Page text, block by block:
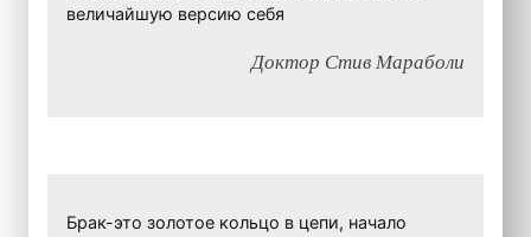
величайшую версию себя
Доктор Стив Мараболи
Брак-это золотое кольцо в цепи, начало